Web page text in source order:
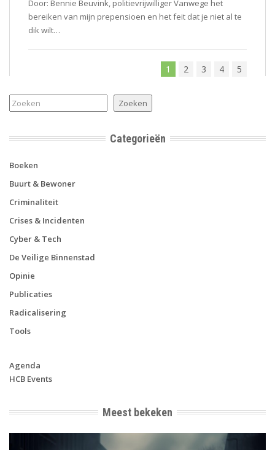
Door: Bennie Beuvink, politievrijwilliger Vanwege het
bereiken van mijn prepensioen en het feit dat je niet al te
dik wilt…
1 2 3 4 5
Zoeken Zoeken
Categorieën
Boeken
Buurt & Bewoner
Criminaliteit
Crises & Incidenten
Cyber & Tech
De Veilige Binnenstad
Opinie
Publicaties
Radicalisering
Tools
Agenda
HCB Events
Meest bekeken